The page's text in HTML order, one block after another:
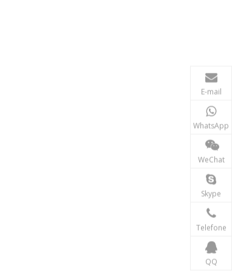
E-mail
WhatsApp
WeChat
Skype
Telefone
QQ